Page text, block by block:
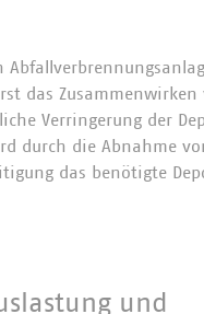
das Zusammenwirken
Verringerung der
durch die Abnahme
das benötigte
und